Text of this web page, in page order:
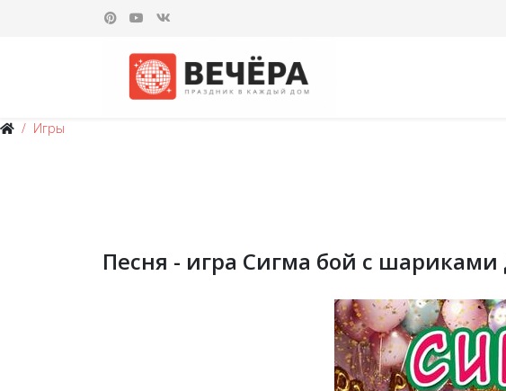
Игры
Песня - игра Сигма бой с